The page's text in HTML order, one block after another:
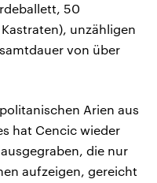
50
unzähligen
von über
Arien aus
hat Cencic wieder
die nur
aufzeigen, gereicht